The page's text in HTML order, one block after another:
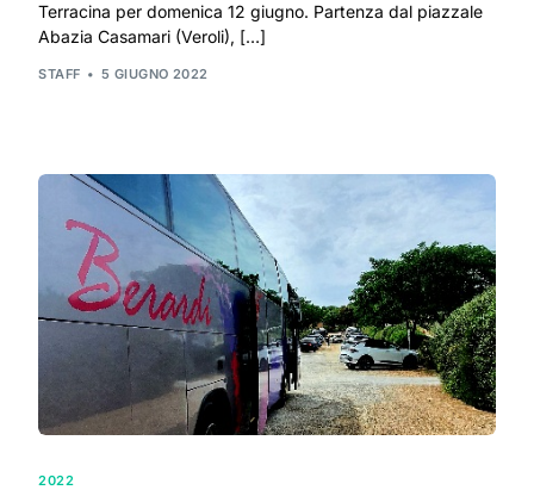
Terracina per domenica 12 giugno. Partenza dal piazzale
Abazia Casamari (Veroli), […]
STAFF 5 GIUGNO 2022
2022